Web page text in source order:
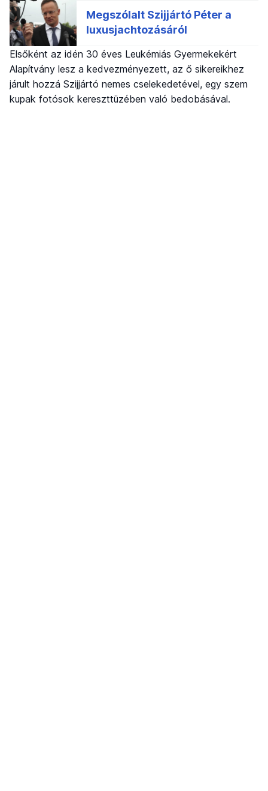
Elsőként az idén 30 éves Leukémiás Gyermekekért
Alapítvány lesz a kedvezményezett, az ő sikereikhez
járult hozzá Szijjártó nemes cselekedetével, egy szem
kupak fotósok kereszttüzében való bedobásával.